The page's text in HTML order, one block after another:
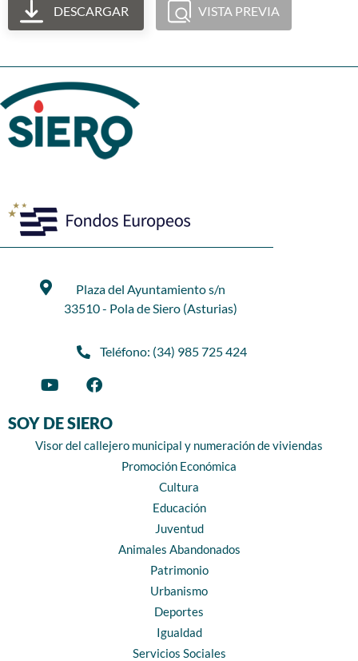
DESCARGAR VISTA PREVIA
Plaza del Ayuntamiento s/n
33510 - Pola de Siero (Asturias)
Teléfono: (34) 985 725 424
SOY DE SIERO
Visor del callejero municipal y numeración de viviendas
Promoción Económica
Cultura
Educación
Juventud
Animales Abandonados
Patrimonio
Urbanismo
Deportes
Igualdad
Servicios Sociales